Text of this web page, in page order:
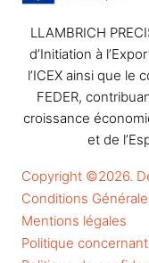
LLAMBRICH
d’Initiation à
l’ICEX ainsi que le
FEDER,
croissance
et de
Copyright ©2026.
Conditions
Mentions légales
Politique